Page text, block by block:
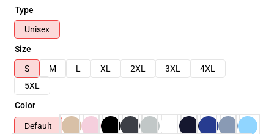
Type
Unisex
Size
S
M L XL 2XL 3XL
4XL
5XL
Color
Default